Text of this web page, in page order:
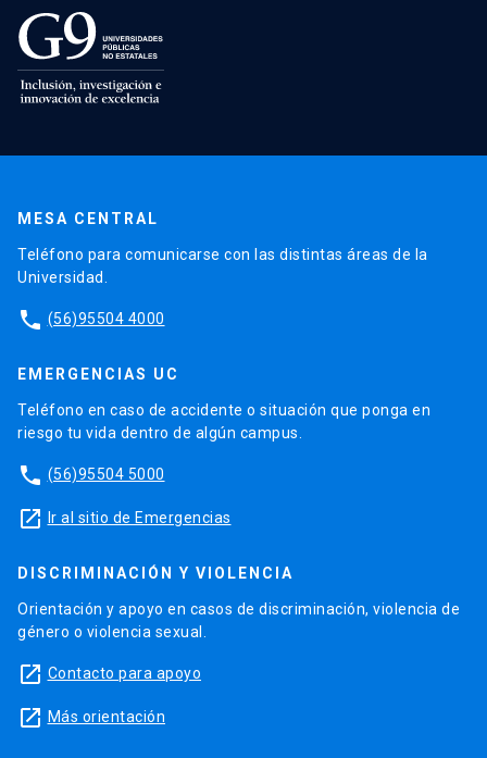
MESA CENTRAL
Teléfono para comunicarse con las distintas áreas de la
Universidad.
phone (56)95504 4000
EMERGENCIAS UC
Teléfono en caso de accidente o situación que ponga en
riesgo tu vida dentro de algún campus.
phone (56)95504 5000
launch Ir al sitio de Emergencias
DISCRIMINACIÓN Y VIOLENCIA
Orientación y apoyo en casos de discriminación, violencia de
género o violencia sexual.
launch Contacto para apoyo
launch Más orientación